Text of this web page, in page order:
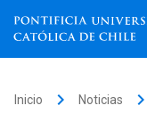
Inicio keyboard_arrow_right Noticias keyboard_arrow_right